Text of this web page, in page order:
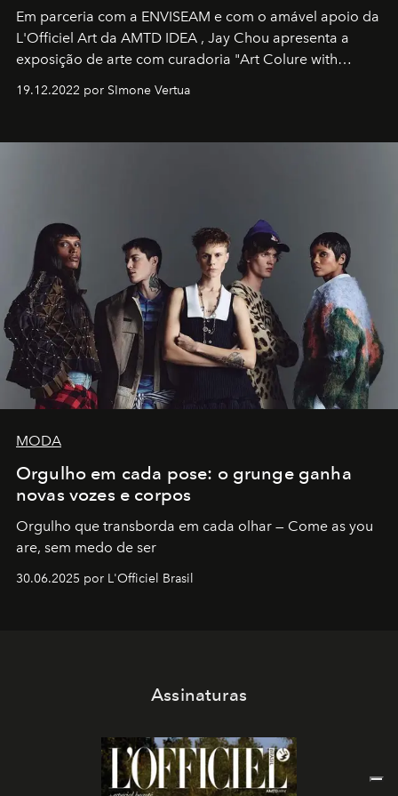
Em parceria com a ENVISEAM e com o amável apoio da
L'Officiel Art da AMTD IDEA , Jay Chou apresenta a
exposição de arte com curadoria "Art Colure with
19.12.2022 por SImone Vertua
MODA
Orgulho em cada pose: o grunge ganha
novas vozes e corpos
Orgulho que transborda em cada olhar — Come as you
are, sem medo de ser
30.06.2025 por L'Officiel Brasil
Assinaturas